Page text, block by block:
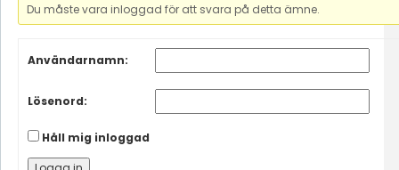
Du måste vara inloggad för att svara på detta ämne.
Användarnamn:
Lösenord:
Håll mig inloggad